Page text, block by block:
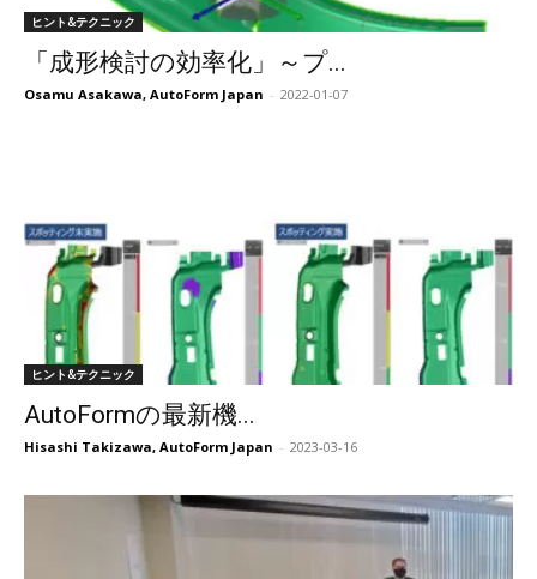
ヒント&テクニック
「成形検討の効率化」～プ...
Osamu Asakawa, AutoForm Japan - 2022-01-07
ヒント&テクニック
AutoFormの最新機...
Hisashi Takizawa, AutoForm Japan - 2023-03-16